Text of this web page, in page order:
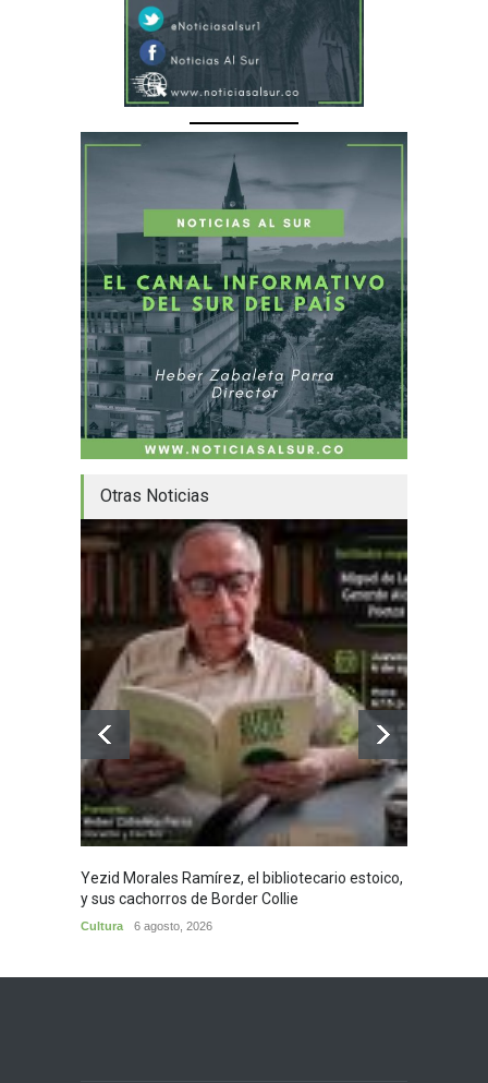
Otras Noticias
Yezid Morales Ramírez, el bibliotecario estoico,
y sus cachorros de Border Collie
Cultura 6 agosto, 2026